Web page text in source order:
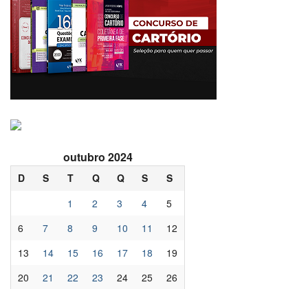
outubro 2024
D S T Q Q S
S
1
2 3 4
5
6
7 8 9 10 11
12
13
14 15 16 17 18
19
20
21 22 23 24 25 26